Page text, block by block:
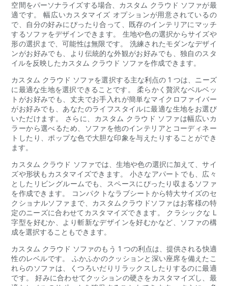
空間をパーソナライズする場合、カスタム クラウド ソファが最
適です。 幅広いカスタマイズ オプションが用意されているの
で、自分の好みにぴったり合って、既存のインテリアにマッチ
するソファをデザインできます。 生地や色の選択からサイズや
形の選択まで、可能性は無限です。 洗練されたモダンなデザイ
ンがお好みでも、より伝統的な外観がお好みでも、独自のスタ
イルを反映したカスタム クラウド ソファを作成できます。
カスタム クラウド ソファを選択する主な利点の 1 つは、ニーズ
に最適な生地を選択できることです。 柔らかく贅沢なベルベッ
トがお好みでも、丈夫でお手入れが簡単なマイクロファイバー
がお好みでも、あなたのライフスタイルに最適な生地をお選び
いただけます。 さらに、カスタム クラウド ソファは幅広いカ
ラーから選べるため、ソファを他のインテリアとコーディネー
トしたり、ポップな色で大胆な印象を与えたりすることができ
ます。
カスタム クラウド ソファでは、生地や色の選択に加えて、サイ
ズや形状もカスタマイズできます。 小さなアパートでも、広々
としたリビングルームでも、スペースにぴったり収まるソファ
を作成できます。 コンパクトなラブシートから特大サイズのセ
クショナルソファまで、カスタムクラウドソファはお客様の特
定のニーズに合わせてカスタマイズできます。 クラシックな L
字型を好むか、より斬新なデザインを好むかなど、ソファの構
成を選択することもできます。
カスタム クラウド ソファのもう 1 つの利点は、提供される快適
性のレベルです。 ふかふかのクッションと深い座席を備えたこ
れらのソファは、くつろいだりリラックスしたりするのに最適
です。 好みに合わせてクッションの硬さをカスタマイズし、最